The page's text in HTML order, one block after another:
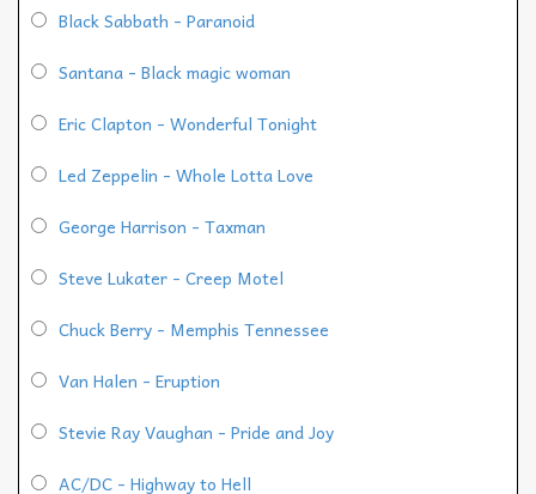
Black Sabbath - Paranoid
Santana - Black magic woman
Eric Clapton - Wonderful Tonight
Led Zeppelin - Whole Lotta Love
George Harrison - Taxman
Steve Lukater - Creep Motel
Chuck Berry - Memphis Tennessee
Van Halen - Eruption
Stevie Ray Vaughan - Pride and Joy
AC/DC - Highway to Hell